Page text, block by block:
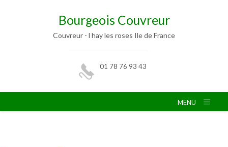
Bourgeois Couvreur
Couvreur - l hay les roses Ile de France
01 78 76 93 43
MENU